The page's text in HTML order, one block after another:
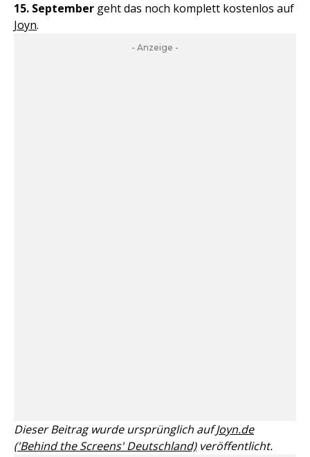
15. September geht das noch komplett kostenlos auf
Joyn.
- Anzeige -
Dieser Beitrag wurde ursprünglich aufJoyn.de
('Behind the Screens' Deutschland)veröffentlicht.